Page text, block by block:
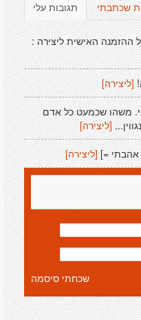
תגובות עלי שכתבתי
האישית ליצירה :
[ליצירה]
משהו שכמעט כל אדם
[ליצירה]
=] [ליצירה]
שכחתי סיסמה